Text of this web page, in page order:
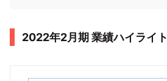
2022年2月期 業績ハイライト